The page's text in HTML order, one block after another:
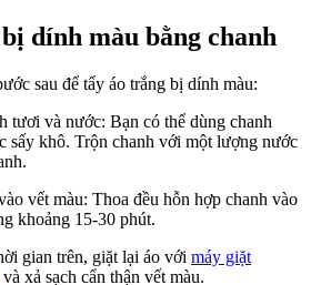
dính màu bằng chanh
sau để tẩy áo trắng bị dính màu:
tươi và nước: Bạn có thể dùng chanh
sấy khô. Trộn chanh với một lượng nước
vết màu: Thoa đều hỗn hợp chanh vào
khoảng 15-30 phút.
gian trên, giặt lại áo với máy giặt
và xả sạch cẩn thận vết màu.